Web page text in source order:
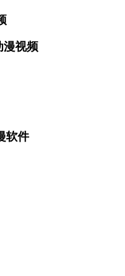
漫视频
软件